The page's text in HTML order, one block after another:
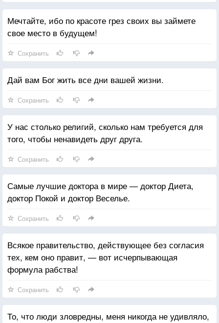
Мечтайте, ибо по красоте грез своих вы займете
свое место в будущем!
Сохранить
Дай вам Бог жить все дни вашей жизни.
Сохранить
У нас столько религий, сколько нам требуется для
того, чтобы ненавидеть друг друга.
Сохранить
Самые лучшие доктора в мире — доктор Диета,
доктор Покой и доктор Веселье.
Сохранить
Всякое правительство, действующее без согласия
тех, кем оно правит, — вот исчерпывающая
формула рабства!
Сохранить
То, что люди зловредны, меня никогда не удивляло,